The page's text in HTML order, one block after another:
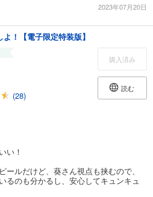
2023年07月20日
！【電子限定特装版】
(28)
購入済み
読む
い！
ルだけど、葵さん視点も挟むので、
るのも分かるし、安心してキュンキュ